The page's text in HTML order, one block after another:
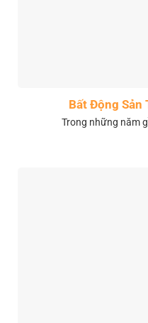
Bất Động Sản
Trong những năm